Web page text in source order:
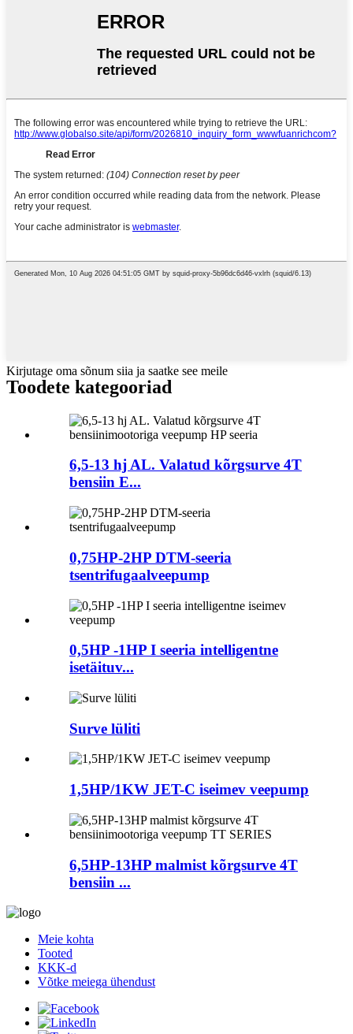
Kirjutage oma sõnum siia ja saatke see meile
Toodete kategooriad
6,5-13 hj AL. Valatud kõrgsurve 4T
bensiin E...
0,75HP-2HP DTM-seeria
tsentrifugaalveepump
0,5HP -1HP I seeria intelligentne
isetäituv...
Surve lüliti
1,5HP/1KW JET-C iseimev veepump
6,5HP-13HP malmist kõrgsurve 4T
bensiin ...
Meie kohta
Tooted
KKK-d
Võtke meiega ühendust